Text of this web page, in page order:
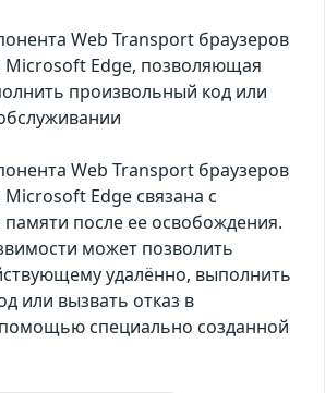
Web Transport браузеров
Microsoft Edge, позволяющая
произвольный код или
Web Transport браузеров
Edge связана с
после ее освобождения.
может позволить
удалённо, выполнить
или вызвать отказ в
специально созданной